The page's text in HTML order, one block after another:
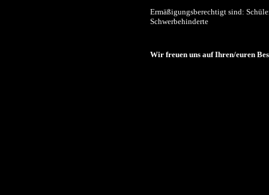
Ermäßigungsberechtigt sind:
Schwerbehinderte
Wir freuen uns auf Ihren/euren